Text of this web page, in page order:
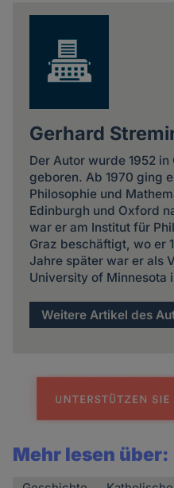
Gerhard
Der Autor wurde 1952
geboren. Ab 1970 ging
Philosophie und
Edinburgh und Oxford
war er am Institut für
Graz beschäftigt, wo er
Jahre später war er als
University of Minnesota
Weitere Artikel des
Mehr lesen über: